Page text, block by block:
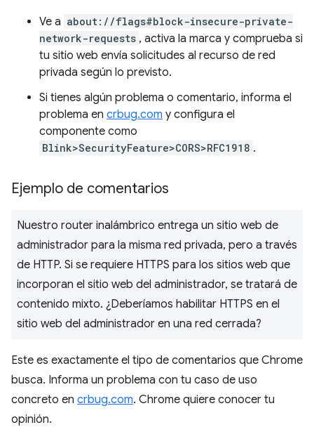
Ve a about://flags#block-insecure-private-
network-requests , activa la marca y comprueba si
tu sitio web envía solicitudes al recurso de red
privada según lo previsto.
Si tienes algún problema o comentario, informa el
problema en crbug.com y configura el
componente como
Blink>SecurityFeature>CORS>RFC1918 .
Ejemplo de comentarios
Nuestro router inalámbrico entrega un sitio web de
administrador para la misma red privada, pero a través
de HTTP. Si se requiere HTTPS para los sitios web que
incorporan el sitio web del administrador, se tratará de
contenido mixto. ¿Deberíamos habilitar HTTPS en el
sitio web del administrador en una red cerrada?
Este es exactamente el tipo de comentarios que Chrome
busca. Informa un problema con tu caso de uso
concreto en crbug.com. Chrome quiere conocer tu
opinión.